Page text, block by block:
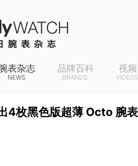
表杂志
NEWS
品牌百科
BRANDS
视频
VIDEOS
4枚黑色版超薄 Octo 腕表